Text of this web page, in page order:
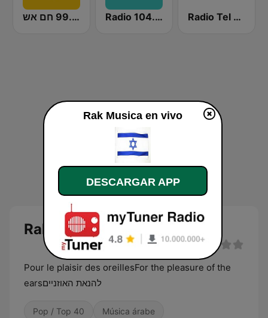
רדיו 99.5 חם אש Radio 104.5 FM Radio Tel Aviv 102FM (רדיו תל אביב)
Rak Musica
Pour le plaisir des oreillesFor the pleasure of the
earsלהנאת האוזניים
Pop / Top 40 Música árabe
Rak Musica en vivo
DESCARGAR APP